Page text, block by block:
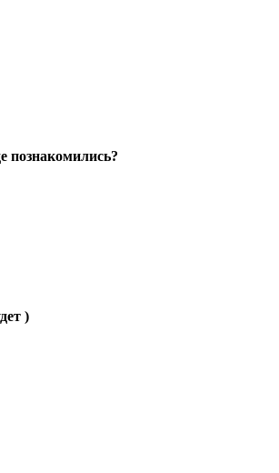
познакомились?
)